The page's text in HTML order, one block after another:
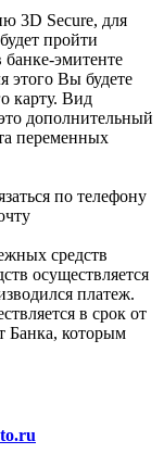
3D Secure, для
пройти
эмитенте
этого Вы будете
карту. Вид
дополнительный
переменных
по телефону
средств
осуществляется
платеж.
в срок от
Банка, которым